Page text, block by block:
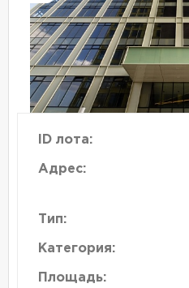
ID лота:
Адрес:
Тип:
Категория:
Площадь: